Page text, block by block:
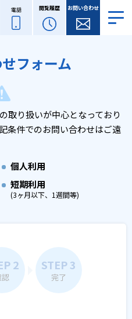
電話 閲覧履歴 お問い合わせ
フォーム
の取り扱いが中心となっており
条件でのお問い合わせはご遠
個人利用
短期利用
(3ヶ月以下、1週間等)
2 STEP 3
完了